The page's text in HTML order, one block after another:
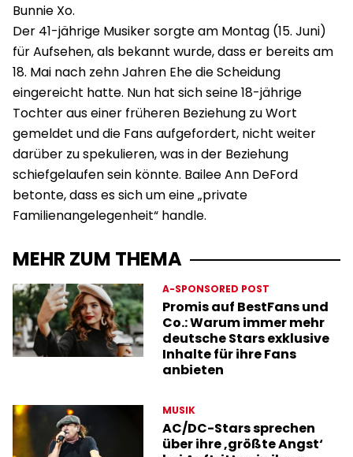
Bunnie Xo.
Der 41-jährige Musiker sorgte am Montag (15. Juni)
für Aufsehen, als bekannt wurde, dass er bereits am
18. Mai nach zehn Jahren Ehe die Scheidung
eingereicht hatte. Nun hat sich seine 18-jährige
Tochter aus einer früheren Beziehung zu Wort
gemeldet und die Fans aufgefordert, nicht weiter
darüber zu spekulieren, was in der Beziehung
schiefgelaufen sein könnte. Bailee Ann DeFord
betonte, dass es sich um eine „private
Familienangelegenheit“ handle.
MEHR ZUM THEMA
A-SPONSORED POST
Promis auf BestFans und
Co.: Warum immer mehr
deutsche Stars exklusive
Inhalte für ihre Fans
anbieten
MUSIK
AC/DC-Stars sprechen
über ihre ‚größte Angst‘